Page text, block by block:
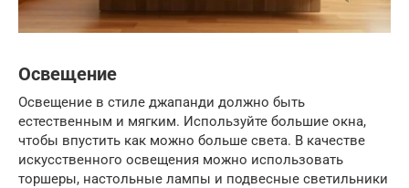
Освещение
Освещение в стиле джапанди должно быть
естественным и мягким. Используйте большие окна,
чтобы впустить как можно больше света. В качестве
искусственного освещения можно использовать
торшеры, настольные лампы и подвесные светильники